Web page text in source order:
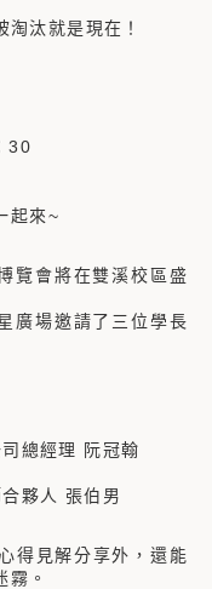
汰就是現在！
30
起來~
覽會將在雙溪校區盛
廣場邀請了三位學長
總經理 阮冠翰
夥人 張伯男
得見解分享外，還能
。